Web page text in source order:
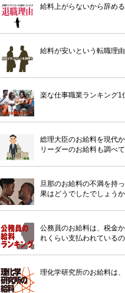
給料上がらないから辞め
給料が安いという転職理
楽な仕事職業ランキング1
総理大臣のお給料を現代
リーダーのお給料も調べ
旦那のお給料の不満を持
果はどうでしたでしょうか
公務員のお給料は、税金
れくらい支払われている
理化学研究所のお給料は